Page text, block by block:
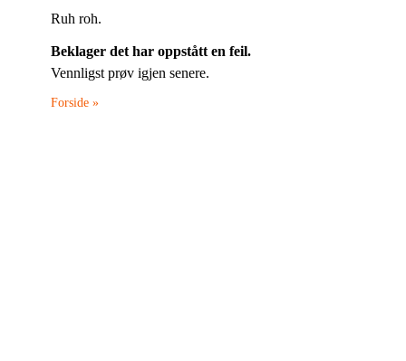
Ruh roh.
Beklager det har oppstått en feil.
Vennligst prøv igjen senere.
Forside »